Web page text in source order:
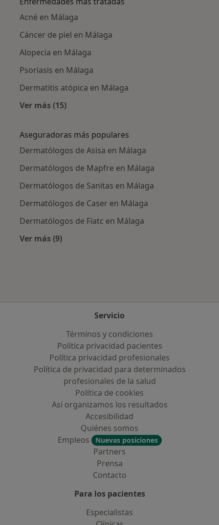
Acné en Málaga
Cáncer de piel en Málaga
Alopecia en Málaga
Psoriasis en Málaga
Dermatitis atópica en Málaga
Ver más (15)
Aseguradoras más populares
Dermatólogos de Asisa en Málaga
Dermatólogos de Mapfre en Málaga
Dermatólogos de Sanitas en Málaga
Dermatólogos de Caser en Málaga
Dermatólogos de Fiatc en Málaga
Ver más (9)
Servicio
Términos y condiciones
Política privacidad pacientes
Política privacidad profesionales
Política de privacidad para determinados
profesionales de la salud
Política de cookies
Así organizamos los resultados
Accesibilidad
Quiénes somos
Empleos
Nuevas posiciones
Partners
Prensa
Contacto
Para los pacientes
Especialistas